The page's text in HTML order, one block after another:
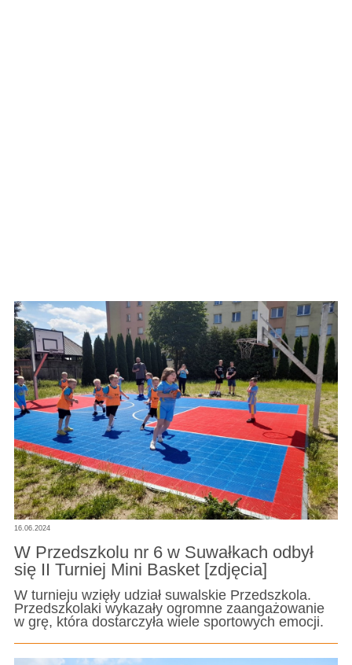
16.06.2024
W Przedszkolu nr 6 w Suwałkach odbył
się II Turniej Mini Basket [zdjęcia]
W turnieju wzięły udział suwalskie Przedszkola.
Przedszkolaki wykazały ogromne zaangażowanie
w grę, która dostarczyła wiele sportowych emocji.